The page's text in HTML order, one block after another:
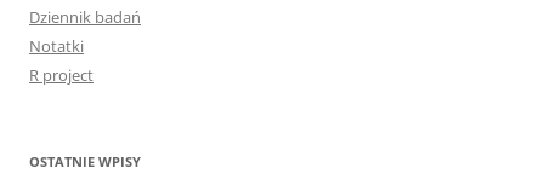
Dziennik badań
Notatki
R project
OSTATNIE WPISY